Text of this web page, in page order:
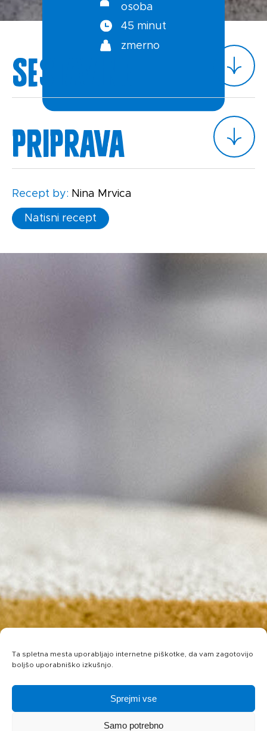
Ta spletna mesta uporabljajo internetne piškotke, da vam zagotovijo
boljšo uporabniško izkušnjo.
Sprejmi vse
Samo potrebno
osoba
45 minut
zmerno
Sestavine
Priprava
Recept by: Nina Mrvica
Natisni recept